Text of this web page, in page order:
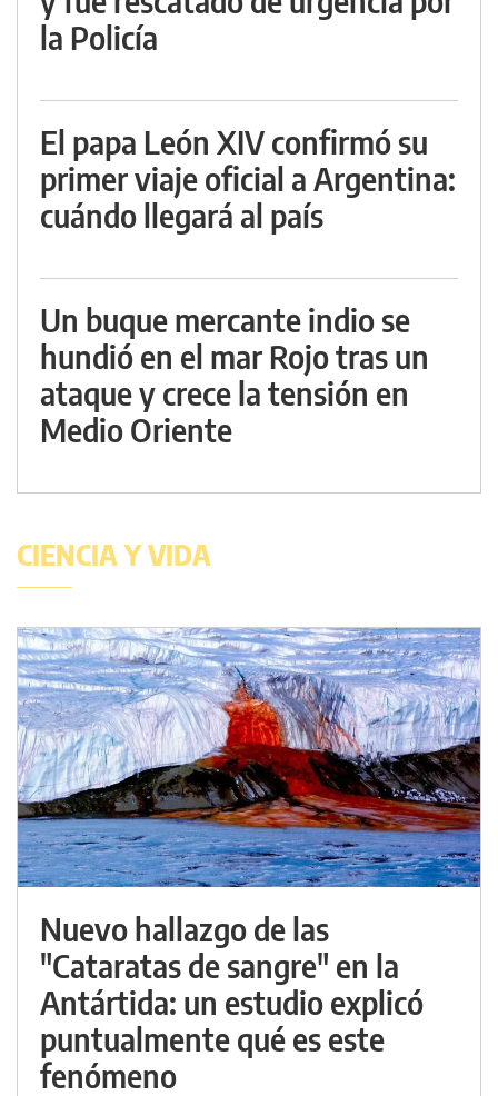
la Policía
El papa León XIV confirmó su
primer viaje oficial a Argentina:
cuándo llegará al país
Un buque mercante indio se
hundió en el mar Rojo tras un
ataque y crece la tensión en
Medio Oriente
CIENCIA Y VIDA
Nuevo hallazgo de las
"Cataratas de sangre" en la
Antártida: un estudio explicó
puntualmente qué es este
fenómeno